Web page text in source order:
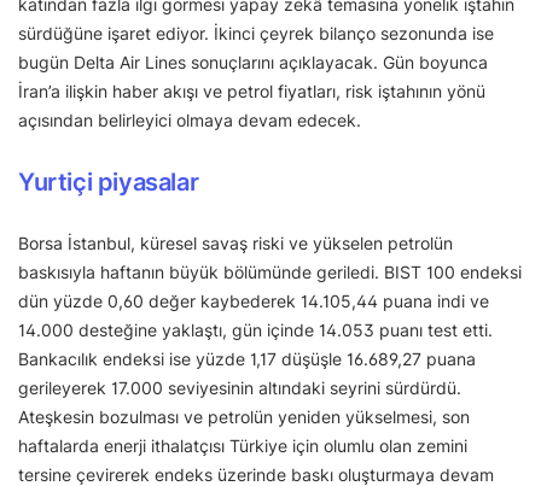
sürdüğüne işaret ediyor. İkinci çeyrek bilanço sezonunda ise
bugün Delta Air Lines sonuçlarını açıklayacak. Gün boyunca
İran’a ilişkin haber akışı ve petrol fiyatları, risk iştahının yönü
açısından belirleyici olmaya devam edecek.
Yurtiçi piyasalar
Borsa İstanbul, küresel savaş riski ve yükselen petrolün
baskısıyla haftanın büyük bölümünde geriledi. BIST 100 endeksi
dün yüzde 0,60 değer kaybederek 14.105,44 puana indi ve
14.000 desteğine yaklaştı, gün içinde 14.053 puanı test etti.
Bankacılık endeksi ise yüzde 1,17 düşüşle 16.689,27 puana
gerileyerek 17.000 seviyesinin altındaki seyrini sürdürdü.
Ateşkesin bozulması ve petrolün yeniden yükselmesi, son
haftalarda enerji ithalatçısı Türkiye için olumlu olan zemini
tersine çevirerek endeks üzerinde baskı oluşturmaya devam